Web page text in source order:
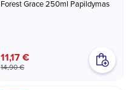
Forest Grace 250ml Papildymas
11,17 €
14,90 €